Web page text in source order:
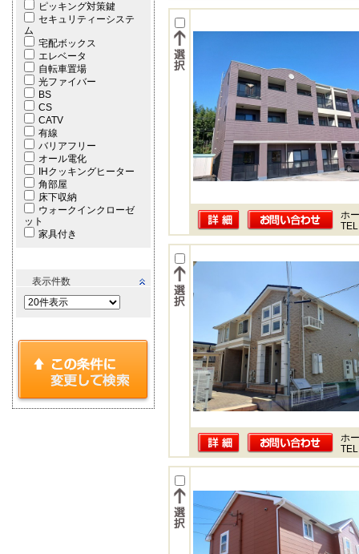
ピッキング対策鍵
セキュリティーシステ
ム
宅配ボックス
エレベータ
自転車置場
光ファイバー
BS
CS
CATV
有線
バリアフリー
オール電化
IHクッキングヒーター
角部屋
床下収納
ウォークインクローゼ
ット
家具付き
表示件数
ホ
ホ